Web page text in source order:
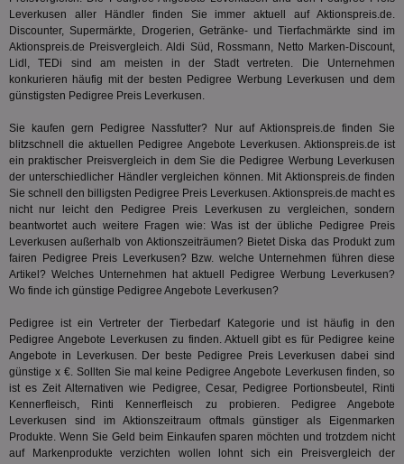
Leverkusen aller Händler finden Sie immer aktuell auf Aktionspreis.de.
Discounter, Supermärkte, Drogerien, Getränke- und Tierfachmärkte sind im
Aktionspreis.de Preisvergleich. Aldi Süd, Rossmann, Netto Marken-Discount,
Lidl, TEDi sind am meisten in der Stadt vertreten. Die Unternehmen
konkurieren häufig mit der besten Pedigree Werbung Leverkusen und dem
günstigsten Pedigree Preis Leverkusen.
Sie kaufen gern Pedigree Nassfutter? Nur auf Aktionspreis.de finden Sie
blitzschnell die aktuellen Pedigree Angebote Leverkusen. Aktionspreis.de ist
ein praktischer Preisvergleich in dem Sie die Pedigree Werbung Leverkusen
der unterschiedlicher Händler vergleichen können. Mit Aktionspreis.de finden
Sie schnell den billigsten Pedigree Preis Leverkusen. Aktionspreis.de macht es
nicht nur leicht den Pedigree Preis Leverkusen zu vergleichen, sondern
beantwortet auch weitere Fragen wie: Was ist der übliche Pedigree Preis
Leverkusen außerhalb von Aktionszeiträumen? Bietet Diska das Produkt zum
fairen Pedigree Preis Leverkusen? Bzw. welche Unternehmen führen diese
Artikel? Welches Unternehmen hat aktuell Pedigree Werbung Leverkusen?
Wo finde ich günstige Pedigree Angebote Leverkusen?
Pedigree ist ein Vertreter derTierbedarfKategorie und ist häufig in den
Pedigree Angebote Leverkusen zu finden. Aktuell gibt es für Pedigree keine
Angebote in Leverkusen. Der beste Pedigree Preis Leverkusen dabei sind
günstige x €. Sollten Sie mal keine Pedigree Angebote Leverkusen finden, so
ist es Zeit Alternativen wie Pedigree, Cesar, Pedigree Portionsbeutel, Rinti
Kennerfleisch, Rinti Kennerfleisch zu probieren. Pedigree Angebote
Leverkusen sind im Aktionszeitraum oftmals günstiger als Eigenmarken
Produkte. Wenn Sie Geld beim Einkaufen sparen möchten und trotzdem nicht
auf Markenprodukte verzichten wollen lohnt sich ein Preisvergleich der
Monat
von
um
da_ts
.optinadserving.com 1 Jahr
des
zu
c
.creative-
serving.com
12 Monate
Es
über
des
fw_ts
.optinadserving.com 1 Jahr
UserID1
ADITION technologies
AG
.adfarm1.adition.com
2 Monate 29
Tage
tuuid_lu
.creative-serving.com 12 Monate
uid-bp-26913
.ads.stickyadstv.com 1 Monat
wfivefivec
Roku Inc.
.w55c.net
1 Jahr 1
Monat
KADUSERCOOKIE
PubMatic Inc.
.pubmatic.com
1 Jahr
Chrome-
testen, um
die
Chrome-
XANDR_PANID
Xandr Inc.
.adnxs.com
3 Monate
C
Adform
.adform.net
1 Monat 1
Tag
ar_debug
receive-
cookie-
deprecation
.doubleclick.net 6 Monate
__gpi .aktionspreis.de
1 Jahr
uid-bp-892
.ads.stickyadstv.com
2 Monate
receive-
cookie-
deprecation
.adnxs.com
1 Jahr 1
Monat
__eoi .aktionspreis.de
uid-bp-23329
.ads.stickyadstv.com
2 Monate
OpenX
.openx.net
1 Jahr
uid-bp-951 .ads.stickyadstv.com
2 Monate
receive-
cookie-
deprecation
.criteo.com 1 Jahr